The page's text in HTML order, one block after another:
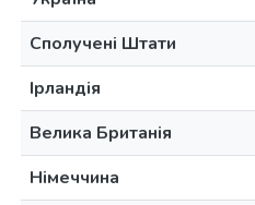
Сполучені Штати
Ірландія
Велика Британія
Німеччина